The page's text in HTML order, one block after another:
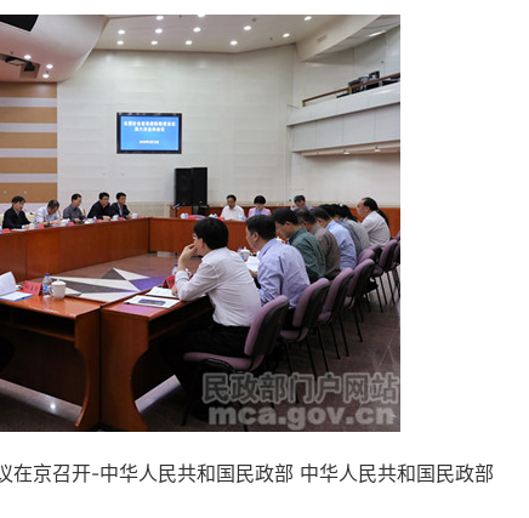
在京召开-中华人民共和国民政部 中华人民共和国民政部